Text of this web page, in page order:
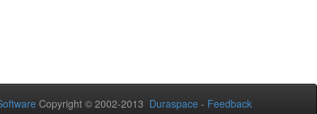
Copyright © 2002-2013 Duraspace - Feedback